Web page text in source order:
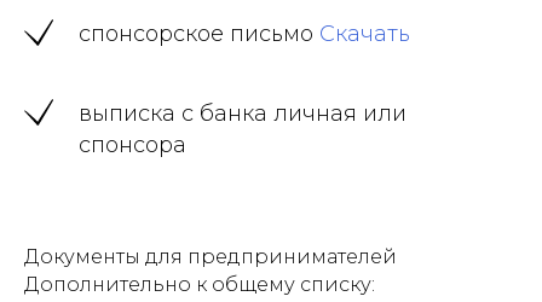
спонсорское письмо Скачать
выписка с банка личная или
спонсора
Документы для предпринимателей
Дополнительно к общему списку: